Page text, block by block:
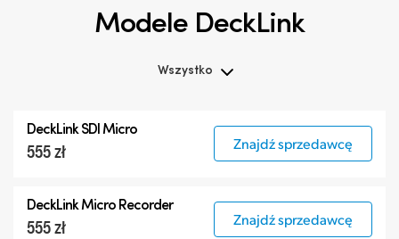
Modele DeckLink
Wszystko
DeckLink 12G-SDI
DeckLink SDI Micro
555 zł Znajdź sprzedawcę
DeckLink Micro Recorder
555 zł Znajdź sprzedawcę